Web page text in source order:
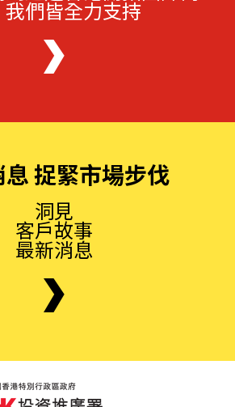
我們皆全力支持
捉緊市場步伐
洞見
客戶故事
最新消息